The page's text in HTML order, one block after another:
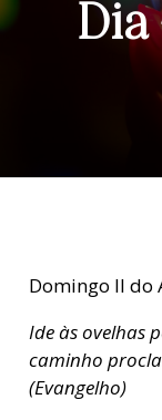
Dia
Domingo II do
Ide às ovelhas
caminho
(Evangelho)